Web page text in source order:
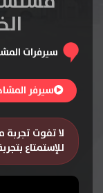
سيرفرات
سيرفر
لا تفوت تجربة
للإستمتاع